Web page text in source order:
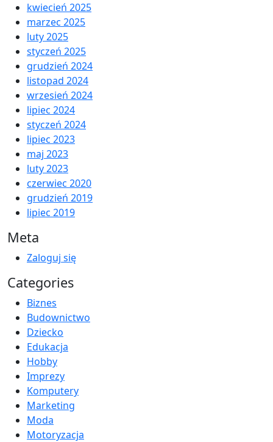
kwiecień 2025
marzec 2025
luty 2025
styczeń 2025
grudzień 2024
listopad 2024
wrzesień 2024
lipiec 2024
styczeń 2024
lipiec 2023
maj 2023
luty 2023
czerwiec 2020
grudzień 2019
lipiec 2019
Meta
Zaloguj się
Categories
Biznes
Budownictwo
Dziecko
Edukacja
Hobby
Imprezy
Komputery
Marketing
Moda
Motoryzacja